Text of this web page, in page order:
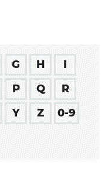
G H
I
P Q
R
Y Z
0-9